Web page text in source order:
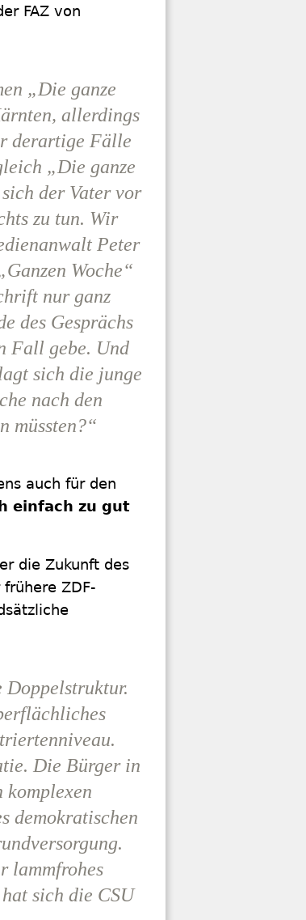
FAZ von
„Die ganze
allerdings
derartige Fälle
„Die ganze
der Vater vor
zu tun. Wir
Peter
Woche“
nur ganz
des Gesprächs
Fall gebe. Und
sich die junge
nach den
müssten?“
auch für den
einfach zu gut
die Zukunft des
ZDF-
Doppelstruktur.
Die Bürger in
komplexen
demokratischen
hat sich die CSU